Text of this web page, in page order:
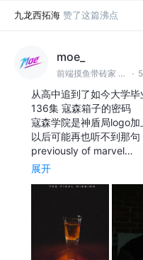
九龙西拓海 赞了这篇沸点
moe_
前端摸鱼带砖家 @OCDL ·
从高中追到了如今大学毕
136集 寇森箱子的密码
寇森学院是神盾局logo加
以后可能再也听不到那句
previously of marvel…
展开